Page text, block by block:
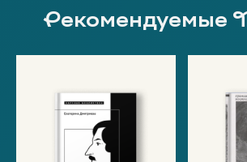
Рекомендуемые